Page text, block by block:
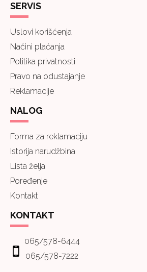
SERVIS
Uslovi korišćenja
Načini plaćanja
Politika privatnosti
Pravo na odustajanje
Reklamacije
NALOG
Forma za reklamaciju
Istorija narudžbina
Lista želja
Poređenje
Kontakt
KONTAKT
065/578-6444
065/578-7222